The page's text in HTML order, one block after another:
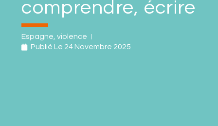
comprendre, écrire
Espagne ,violence
Publié Le 24 Novembre 2025